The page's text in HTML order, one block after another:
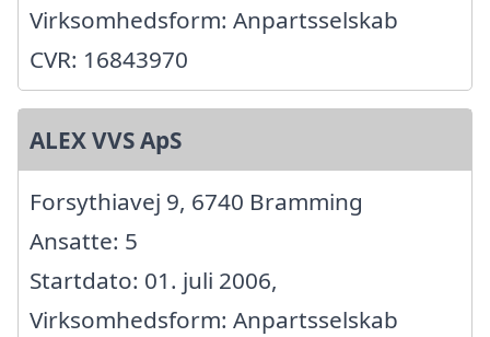
Virksomhedsform: Anpartsselskab
CVR: 16843970
ALEX VVS ApS
Forsythiavej 9, 6740 Bramming
Ansatte: 5
Startdato: 01. juli 2006,
Virksomhedsform: Anpartsselskab